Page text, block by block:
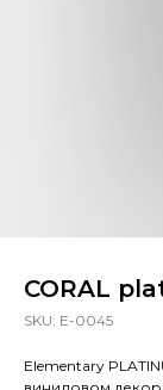
CORAL
SKU: E-0045
Elementary